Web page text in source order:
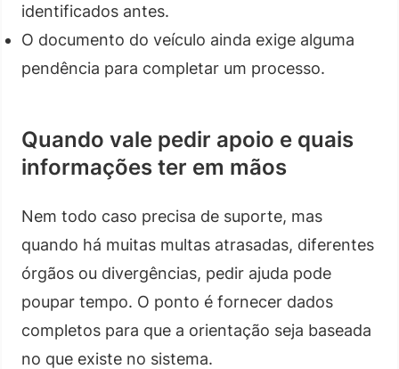
identificados antes.
O documento do veículo ainda exige alguma
pendência para completar um processo.
Quando vale pedir apoio e quais
informações ter em mãos
Nem todo caso precisa de suporte, mas
quando há muitas multas atrasadas, diferentes
órgãos ou divergências, pedir ajuda pode
poupar tempo. O ponto é fornecer dados
completos para que a orientação seja baseada
no que existe no sistema.